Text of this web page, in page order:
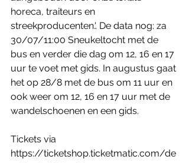
horeca, traiteurs en
streekproducenten.'. De data nog: za
30/07/11:00 Sneukeltocht met de
bus en verder die dag om 12, 16 en 17
uur te voet met gids. In augustus gaat
het op 28/8 met de bus om 11 uur en
ook weer om 12, 16 en 17 uur met de
wandelschoenen en een gids.
Tickets via
https://ticketshop.ticketmatic.com/de